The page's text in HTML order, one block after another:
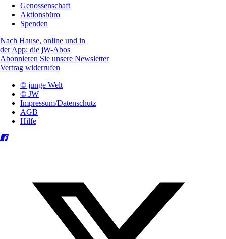
Genossenschaft
Aktionsbüro
Spenden
Nach Hause, online und in
der App: die jW-Abos
Abonnieren Sie unsere Newsletter
Vertrag widerrufen
© junge Welt
© JW
Impressum/Datenschutz
AGB
Hilfe